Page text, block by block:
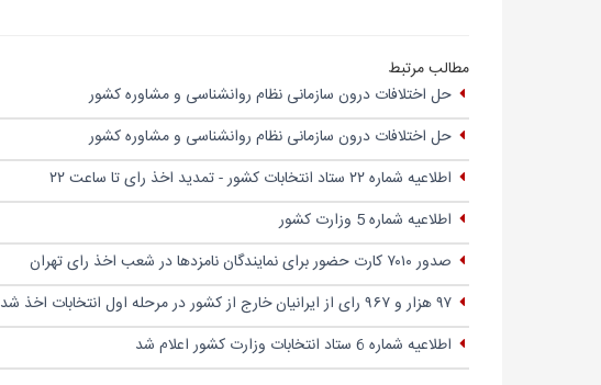
مطالب مرتبط
حل اختلافات درون سازمانی نظام روانشناسی و مشاوره کشور
حل اختلافات درون سازمانی نظام روانشناسی و مشاوره کشور
اطلاعیه شماره ۲۲ ستاد انتخابات کشور - تمدید اخذ رای تا ساعت ۲۲
اطلاعیه شماره 5 وزارت کشور
صدور ۷۰۱۰ کارت حضور برای نمایندگان نامزدها در شعب اخذ رای تهران
۹۷ هزار و ۹۶۷ رای از ایرانیان خارج از کشور در مرحله اول انتخابات اخذ شد
اطلاعیه شماره 6 ستاد انتخابات وزارت کشور اعلام شد